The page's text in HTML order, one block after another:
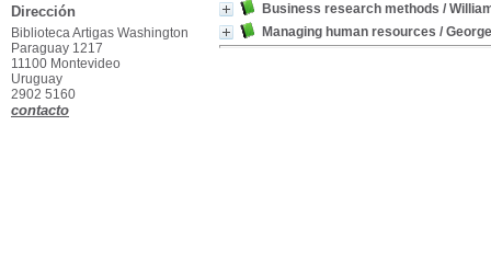
Business research methods /
Managing human resources /
Dirección
Biblioteca Artigas Washington
Paraguay 1217
11100 Montevideo
Uruguay
2902 5160
contacto